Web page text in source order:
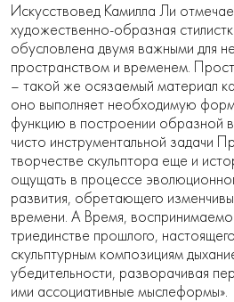
Искусствовед Камилла Ли
художественно-образная
обусловлена двумя важными для
пространством и временем.
– такой же осязаемый материал
оно выполняет необходимую
функцию в построении образной
чисто инструментальной задачи
творчестве скульптора еще и
ощущать в процессе
развития, обретающего
времени. А Время,
триединстве прошлого,
скульптурным композициям
убедительности, разворачивая
ими ассоциативные мыслеформы».